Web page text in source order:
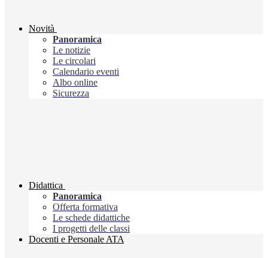
Novità
Panoramica
Le notizie
Le circolari
Calendario eventi
Albo online
Sicurezza
Didattica
Panoramica
Offerta formativa
Le schede didattiche
I progetti delle classi
Docenti e Personale ATA